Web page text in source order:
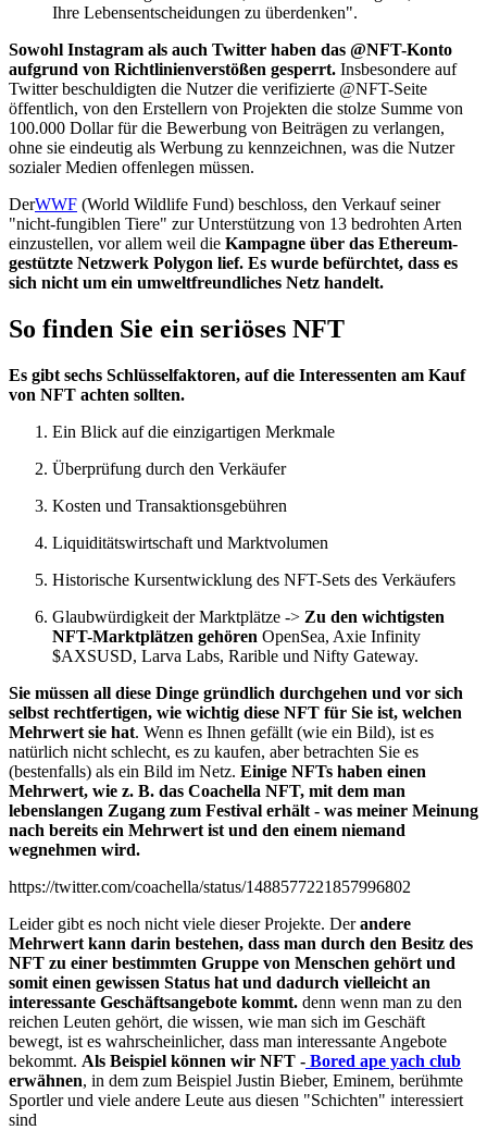
Ihre Lebensentscheidungen zu überdenken".
Sowohl Instagram als auch Twitter haben das @NFT-Konto
aufgrund von Richtlinienverstößen gesperrt. Insbesondere auf
Twitter beschuldigten die Nutzer die verifizierte @NFT-Seite
öffentlich, von den Erstellern von Projekten die stolze Summe von
100.000 Dollar für die Bewerbung von Beiträgen zu verlangen,
ohne sie eindeutig als Werbung zu kennzeichnen, was die Nutzer
sozialer Medien offenlegen müssen.
DerWWF (World Wildlife Fund) beschloss, den Verkauf seiner
"nicht-fungiblen Tiere" zur Unterstützung von 13 bedrohten Arten
einzustellen, vor allem weil die Kampagne über das Ethereum-
gestützte Netzwerk Polygon lief. Es wurde befürchtet, dass es
sich nicht um ein umweltfreundliches Netz handelt.
So finden Sie ein seriöses NFT
Es gibt sechs Schlüsselfaktoren, auf die Interessenten am Kauf
von NFT achten sollten.
Ein Blick auf die einzigartigen Merkmale
Überprüfung durch den Verkäufer
Kosten und Transaktionsgebühren
Liquiditätswirtschaft und Marktvolumen
Historische Kursentwicklung des NFT-Sets des Verkäufers
Glaubwürdigkeit der Marktplätze -> Zu den wichtigsten
NFT-Marktplätzen gehören OpenSea, Axie Infinity
$AXSUSD, Larva Labs, Rarible und Nifty Gateway.
Sie müssen all diese Dinge gründlich durchgehen und vor sich
selbst rechtfertigen, wie wichtig diese NFT für Sie ist, welchen
Mehrwert sie hat. Wenn es Ihnen gefällt (wie ein Bild), ist es
natürlich nicht schlecht, es zu kaufen, aber betrachten Sie es
(bestenfalls) als ein Bild im Netz. Einige NFTs haben einen
Mehrwert, wie z. B. das Coachella NFT, mit dem man
lebenslangen Zugang zum Festival erhält - was meiner Meinung
nach bereits ein Mehrwert ist und den einem niemand
wegnehmen wird.
https://twitter.com/coachella/status/1488577221857996802
Leider gibt es noch nicht viele dieser Projekte. Derandere
Mehrwert kann darin bestehen, dass man durch den Besitz des
NFT zu einer bestimmten Gruppe von Menschen gehört und
somit einen gewissen Status hat und dadurch vielleicht an
interessante Geschäftsangebote kommt. denn wenn man zu den
reichen Leuten gehört, die wissen, wie man sich im Geschäft
bewegt, ist es wahrscheinlicher, dass man interessante Angebote
bekommt. Als Beispiel können wir NFT - Bored ape yach club
erwähnen, in dem zum Beispiel Justin Bieber, Eminem, berühmte
Sportler und viele andere Leute aus diesen "Schichten" interessiert
sind